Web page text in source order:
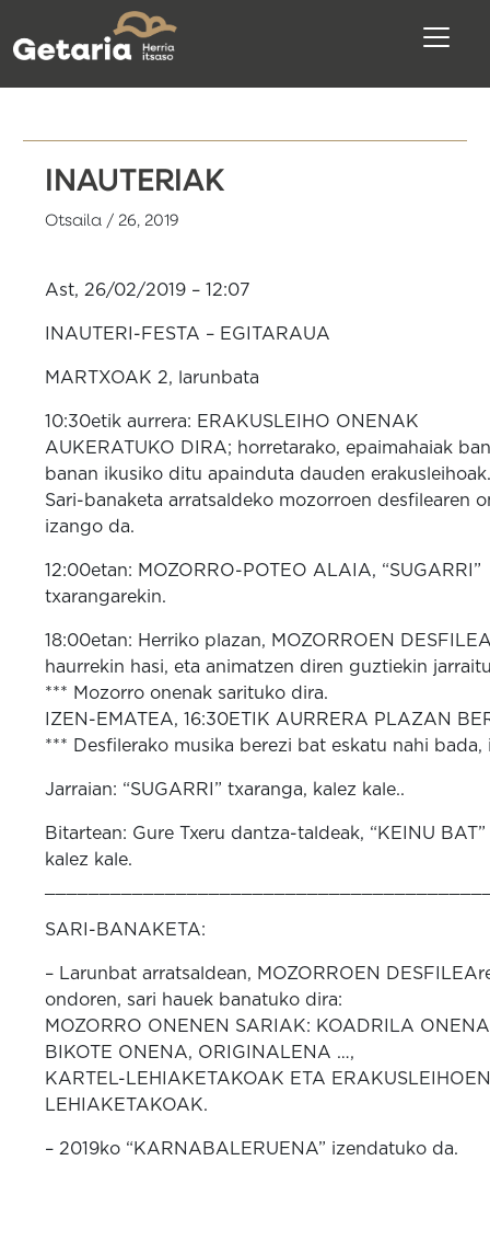
INAUTERIAK
Otsaila / 26, 2019
Ast, 26/02/2019 – 12:07
INAUTERI-FESTA – EGITARAUA
MARTXOAK 2, larunbata
10:30etik aurrera: ERAKUSLEIHO ONENAK
AUKERATUKO DIRA; horretarako, epaimahaiak
banan ikusiko ditu apainduta dauden erakusleihoak.
Sari-banaketa arratsaldeko mozorroen desfilearen
izango da.
12:00etan: MOZORRO-POTEO ALAIA, “SUGARRI”
txarangarekin.
18:00etan: Herriko plazan, MOZORROEN
haurrekin hasi, eta animatzen diren guztiekin
*** Mozorro onenak sarituko dira.
IZEN-EMATEA, 16:30ETIK AURRERA PLAZAN
*** Desfilerako musika berezi bat eskatu nahi bada,
Jarraian: “SUGARRI” txaranga, kalez kale..
Bitartean: Gure Txeru dantza-taldeak, “KEINU
kalez kale.
SARI-BANAKETA:
– Larunbat arratsaldean, MOZORROEN
ondoren, sari hauek banatuko dira:
MOZORRO ONENEN SARIAK: KOADRILA
BIKOTE ONENA, ORIGINALENA …,
KARTEL-LEHIAKETAKOAK ETA ERAKUSLEIHOEN
LEHIAKETAKOAK.
– 2019ko “KARNABALERUENA” izendatuko da.